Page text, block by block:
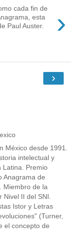
›
cada fin de
esta
Paul Auster.
›
México desde 1991.
intelectual y
Latina. Premio
Anagrama de
Miembro de la
II del SNI.
Istor y Letras
(Turner,
el concepto de